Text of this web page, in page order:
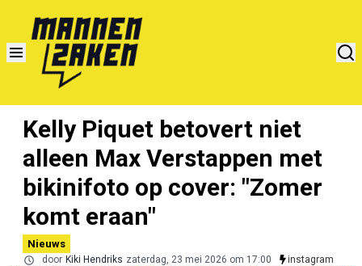
Kelly Piquet betovert niet
alleen Max Verstappen met
bikinifoto op cover: "Zomer
komt eraan"
Nieuws
door Kiki Hendriks zaterdag, 23 mei 2026 om 17:00 instagram